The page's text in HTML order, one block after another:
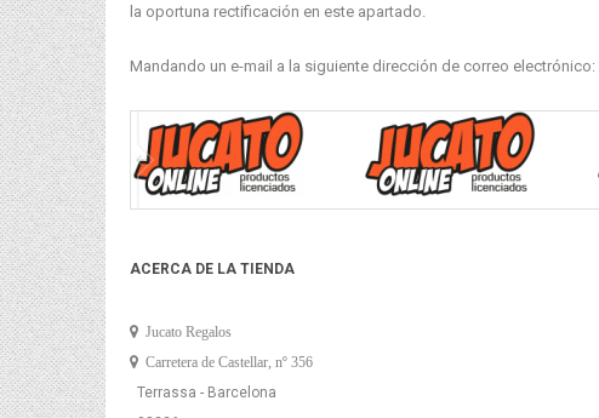
la oportuna rectificación en este apartado.
Mandando un e-mail a la siguiente dirección de correo electrónico:
ACERCA DE LA TIENDA
Jucato Regalos
Carretera de Castellar, nº 356
Terrassa - Barcelona